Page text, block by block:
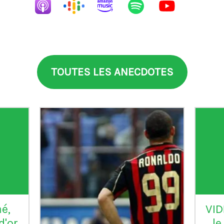
TOUTES LES ANECDOTES